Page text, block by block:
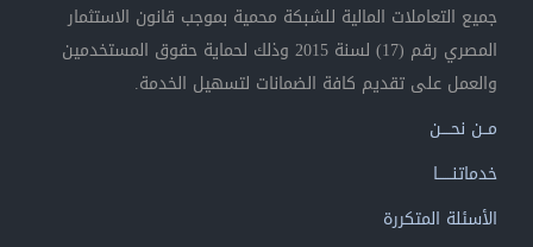
جميع التعاملات المالية للشبكة محمية بموجب قانون الاستثمار
المصري رقم (17) لسنة 2015 وذلك لحماية حقوق المستخدمين
والعمل على تقديم كافة الضمانات لتسهيل الخدمة.
مــن نحــــن
خدماتنــــــا
الأسئلة المتكررة